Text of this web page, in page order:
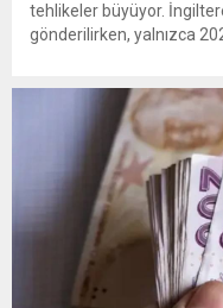
tehlikeler büyüyor.
gönderilirken, yalnızca
edilirken çiftçiler hava,